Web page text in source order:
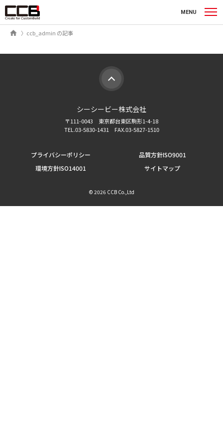
MENU
ホームccb_admin の記事
シーシービー株式会社
〒111-0043 東京都台東区駒形1-4-18
TEL.03-5830-1431 FAX.03-5827-1510
プライバシーポリシー
品質方針ISO9001
環境方針ISO14001
サイトマップ
© 2026 CCB Co.,Ltd